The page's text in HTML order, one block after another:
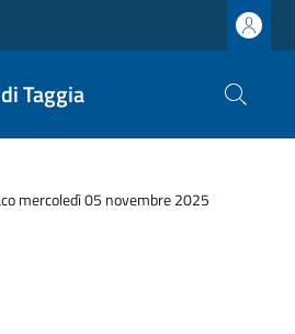
Taggia
mercoledì 05 novembre 2025